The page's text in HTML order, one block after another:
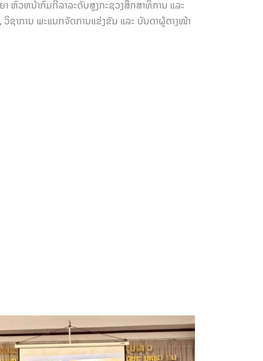
ວຫນ້າກົມກີລາລະດັບສູງກະຊວງສຶກສາທິການ ແລະ
າການ ພະແນກຈັດການແຂ່ງຂັນ ແລະ ບັນດາຜູ້ຕາງໜ້າ